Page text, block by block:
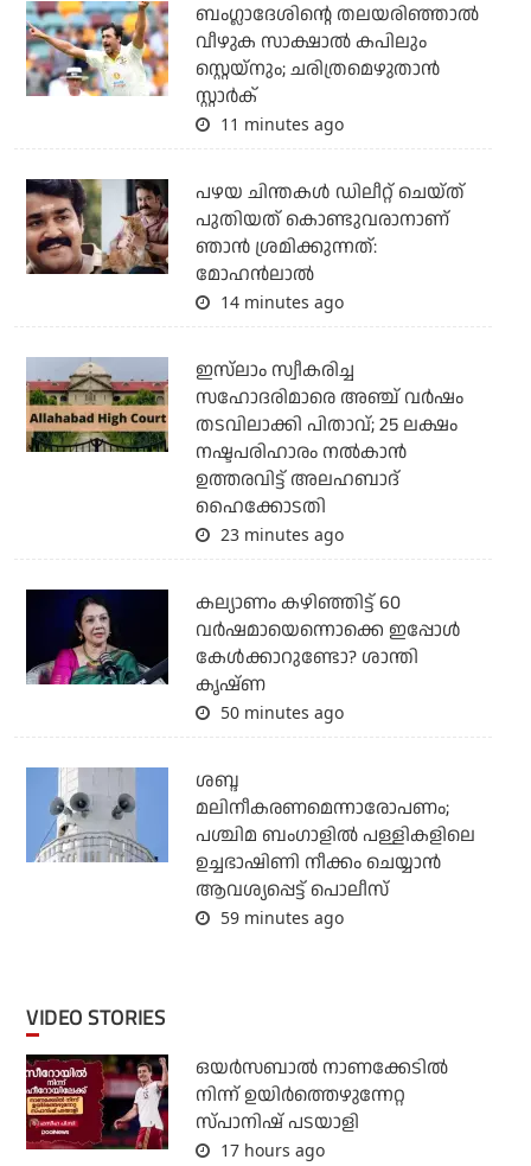
ബംഗ്ലാദേശിന്റെ തലയരിഞ്ഞാല്‍
വീഴുക സാക്ഷാല്‍ കപിലും
സ്റ്റെയ്‌നും; ചരിത്രമെഴുതാന്‍
സ്റ്റാര്‍ക്
11 minutes ago
പഴയ ചിന്തകള്‍ ഡിലീറ്റ് ചെയ്ത്
പുതിയത് കൊണ്ടുവരാനാണ്
ഞാന്‍ ശ്രമിക്കുന്നത്:
മോഹന്‍ലാല്‍
14 minutes ago
ഇസ്‌ലാം സ്വീകരിച്ച
സഹോദരിമാരെ അഞ്ച് വര്‍ഷം
തടവിലാക്കി പിതാവ്; 25 ലക്ഷം
നഷ്ടപരിഹാരം നല്‍കാന്‍
ഉത്തരവിട്ട് അലഹബാദ്
ഹൈക്കോടതി
23 minutes ago
കല്യാണം കഴിഞ്ഞിട്ട് 60
വർഷമായെന്നൊക്കെ ഇപ്പോൾ
കേൾക്കാറുണ്ടോ? ശാന്തി
കൃഷ്ണ
50 minutes ago
ശബ്ദ
മലിനീകരണമെന്നാരോപണം;
പശ്ചിമ ബംഗാളില്‍ പള്ളികളിലെ
ഉച്ചഭാഷിണി നീക്കം ചെയ്യാന്‍
ആവശ്യപ്പെട്ട് പൊലീസ്
59 minutes ago
VIDEO STORIES
ഒയര്‍സബാൽ നാണക്കേടിൽ
നിന്ന് ഉയിർത്തെഴുന്നേറ്റ
സ്പാനിഷ് പടയാളി
17 hours ago